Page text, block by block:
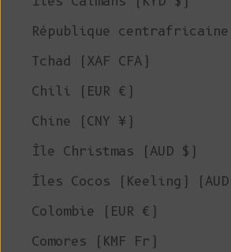
République centrafricaine
Tchad (XAF CFA)
Chili (EUR €)
Chine (CNY ¥)
Île Christmas (AUD $)
Îles Cocos (Keeling)
Colombie (EUR €)
Comores (KMF Fr)